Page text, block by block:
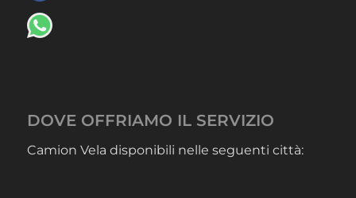
DOVE OFFRIAMO IL SERVIZIO
Camion Vela disponibili nelle seguenti città: